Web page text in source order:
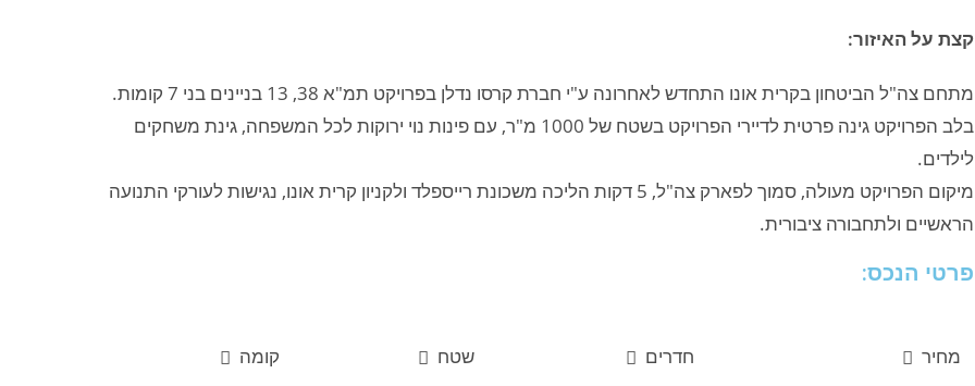
קצת על האיזור:
מתחם צה"ל הביטחון בקרית אונו התחדש לאחרונה ע"י חברת קרסו נדלן בפרויקט תמ"א 38, 13 בניינים בני 7 קומות.
בלב הפרויקט גינה פרטית לדיירי הפרויקט בשטח של 1000 מ"ר, עם פינות נוי ירוקות לכל המשפחה, גינת משחקים
לילדים.
מיקום הפרויקט מעולה, סמוך לפארק צה"ל, 5 דקות הליכה משכונת רייספלד ולקניון קרית אונו, נגישות לעורקי התנועה
הראשיים ולתחבורה ציבורית.
פרטי הנכס:
מחיר חדרים שטח קומה